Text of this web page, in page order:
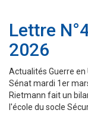
Lettre
2026
Actualités Guerre
Sénat mardi 1er
Rietmann fait un
l'école du socle